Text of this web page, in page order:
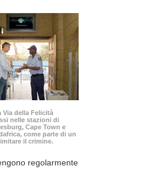
Via della Felicità
nelle stazioni di
Cape Town e
come parte di un
il crimine.
regolarmente